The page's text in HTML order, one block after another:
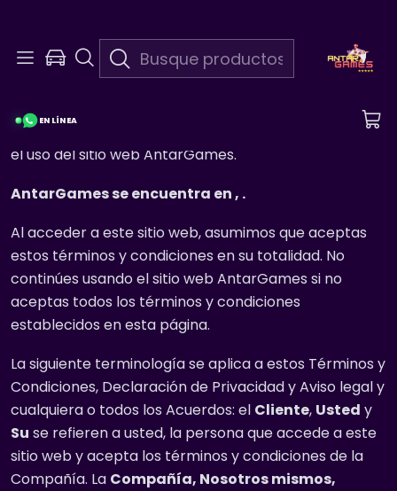
EN LÍNEA
Términos y Condiciones
Bienvenido a AntarGames. Estos términos y
condiciones describen las reglas y regulaciones para
el uso del sitio web AntarGames.
AntarGames se encuentra en , .
Al acceder a este sitio web, asumimos que aceptas
estos términos y condiciones en su totalidad. No
continúes usando el sitio web AntarGames si no
aceptas todos los términos y condiciones
establecidos en esta página.
La siguiente terminología se aplica a estos Términos y
Condiciones, Declaración de Privacidad y Aviso legal y
cualquiera o todos los Acuerdos: el Cliente, Usted y
Su se refieren a usted, la persona que accede a este
sitio web y acepta los términos y condiciones de la
Compañía. La Compañía, Nosotros mismos,